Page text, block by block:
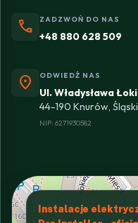
phone ZADZWOŃ DO NAS
+48 880 628 509
location_on ODWIEDŹ NAS
Ul. Władysława
44-190 Knurów,
NIP: 6271930582
Instalacje